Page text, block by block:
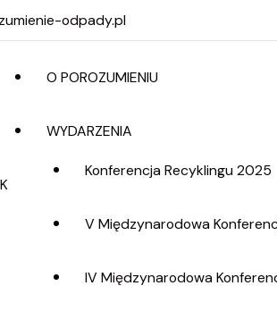
odpady.pl
– Dobrowolne
O POROZUMIENIU
WYDARZENIA
Konferencja Recyklingu 2025
V Międzynarodowa
IV Międzynarodowa